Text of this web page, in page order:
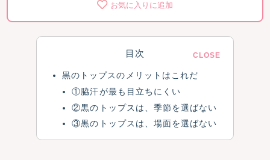
お気に入りに追加
目次
黒のトップスのメリットはこれだ
①脇汗が最も目立ちにくい
②黒のトップスは、季節を選ばない
③黒のトップスは、場面を選ばない